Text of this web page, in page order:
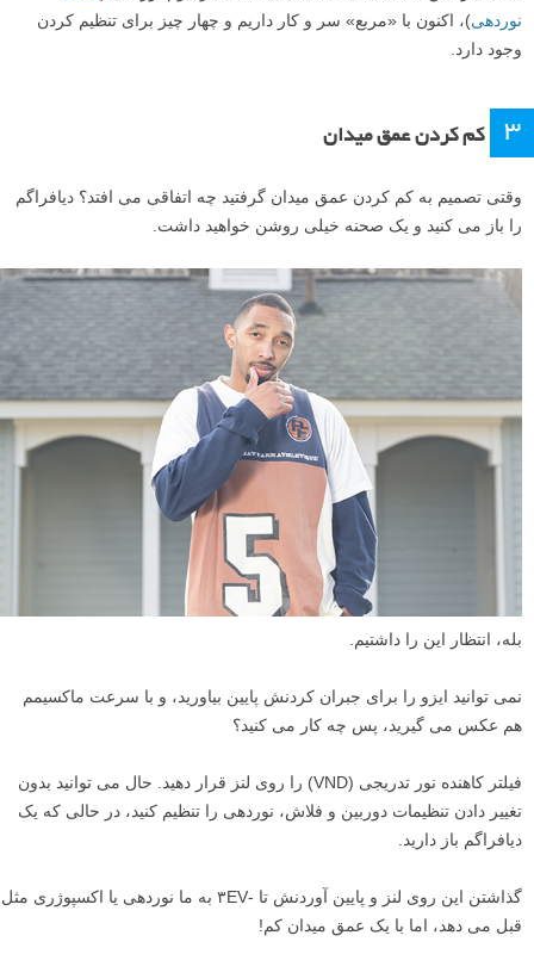
نوردهی)، اکنون با «مربع» سر و کار داریم و چهار چیز برای تنظیم کردن
وجود دارد.
۳ کم کردن عمق میدان
وقتی تصمیم به کم کردن عمق میدان گرفتید چه اتفاقی می افتد؟ دیافراگم
را باز می کنید و یک صحنه خیلی روشن خواهید داشت.
بله، انتظار این را داشتیم.
نمی توانید ایزو را برای جبران کردنش پایین بیاورید، و با سرعت ماکسیمم
هم عکس می گیرید، پس چه کار می کنید؟
فیلتر کاهنده نور تدریجی (VND) را روی لنز قرار دهید. حال می توانید بدون
تغییر دادن تنظیمات دوربین و فلاش، نوردهی را تنظیم کنید، در حالی که یک
دیافراگم باز دارید.
گذاشتن این روی لنز و پایین آوردنش تا -۳EV به ما نوردهی یا اکسپوژری مثل
قبل می دهد، اما با یک عمق میدان کم!